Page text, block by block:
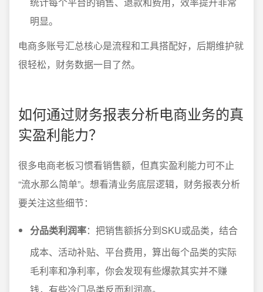
明显。
电商多账号汇总核心是流程和工具搭配好，后期维护就
很轻松，财务数据一目了然。
如何通过财务报表分析电商业务的真
实盈利能力？
很多电商老板习惯看销售额，但真实盈利能力可不止
“流水那么简单”。想看清业务底层逻辑，财务报表分析
要关注这些细节：
分品类利润率：把销售额拆分到SKU或品类，结合
成本、活动补贴、平台费用，算出每个品类的实际
毛利率和净利率，你会发现有些爆款其实并不赚